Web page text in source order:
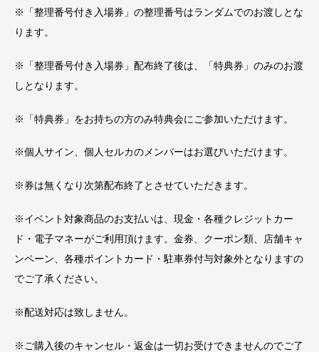
※「整理番号付き入場券」の整理番号はランダムでのお渡しとな
ります。
※「整理番号付き入場券」配布終了後は、「特典券」のみのお渡
しとなります。
※「特典券」をお持ちの方のみ特典会にご参加いただけます。
※個人サイン、個人セルカのメンバーはお選びいただけます。
※券は無くなり次第配布終了とさせていただきます。
※イベント対象商品のお支払いは、現金・各種クレジットカー
ド・電子マネーがご利用頂けます。金券、クーポン類、店舗キャ
ンペーン、各種ポイントカード・駐車券付与対象外となりますの
でご了承ください。
※配送対応は致しません。
※ご購入後のキャンセル・返金は一切お受けできませんのでご了